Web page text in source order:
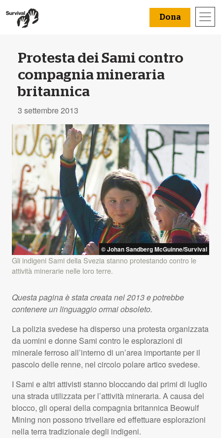
Dona
Protesta dei Sami contro
compagnia mineraria
britannica
3 settembre 2013
© Johan Sandberg McGuinne/Survival
Gli indigeni Sami della Svezia stanno protestando contro le
attività minerarie nelle loro terre.
Questa pagina è stata creata nel 2013 e potrebbe
contenere un linguaggio ormai obsoleto.
La polizia svedese ha disperso una protesta organizzata
da uomini e donne Sami contro le esplorazioni di
minerale ferroso all’interno di un’area importante per il
pascolo delle renne, nel circolo polare artico svedese.
I Sami e altri attivisti stanno bloccando dai primi di luglio
una strada utilizzata per l’attività mineraria. A causa del
blocco, gli operai della compagnia britannica Beowulf
Mining non possono trivellare ed effettuare esplorazioni
nella terra tradizionale degli indigeni.